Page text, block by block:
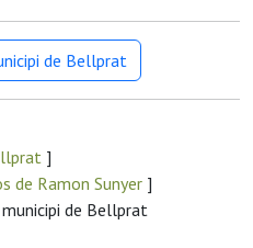
de Bellprat
]
de Ramon Sunyer ]
de Bellprat